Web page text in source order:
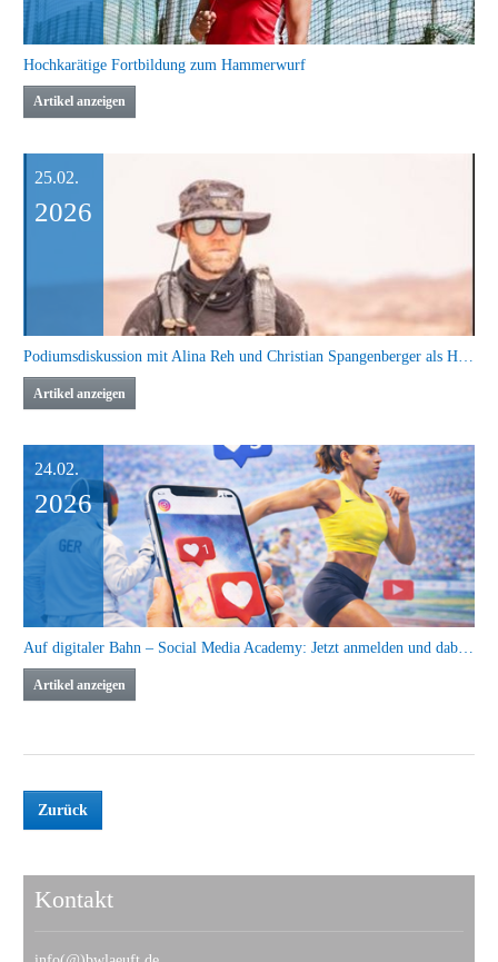
Hochkarätige Fortbildung zum Hammerwurf
Artikel anzeigen
25.02.
2026
Podiumsdiskussion mit Alina Reh und Christian Spangenberger als Highlight beim WLV Laufkongress
Artikel anzeigen
24.02.
2026
Auf digitaler Bahn – Social Media Academy: Jetzt anmelden und dabei sein
Artikel anzeigen
Zurück
Kontakt